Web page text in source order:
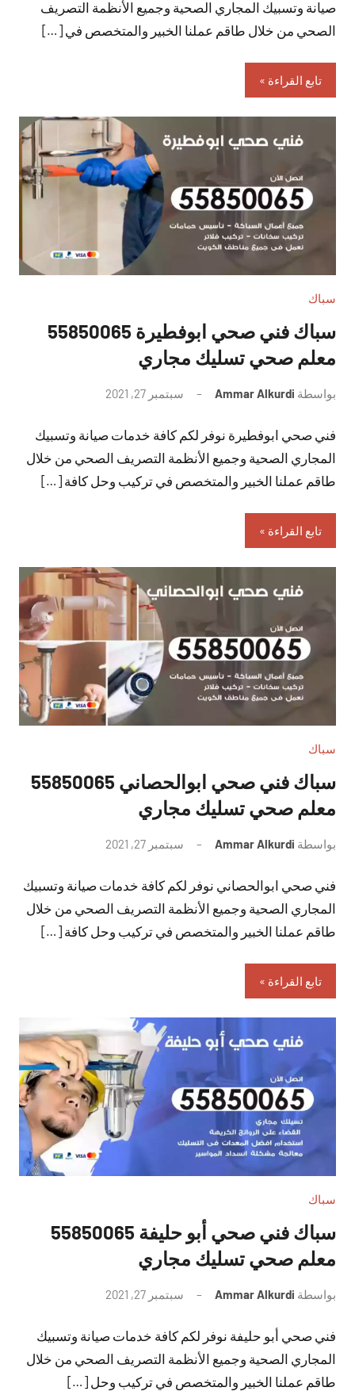
صيانة وتسبيك المجاري الصحية وجميع الأنظمة التصريف
الصحي من خلال طاقم عملنا الخبير والمتخصص في […]
تابع القراءة
سباك
سباك فني صحي ابوفطيرة 55850065
معلم صحي تسليك مجاري
بواسطة Ammar Alkurdi سبتمبر 27, 2021
تعليقات
فني صحي ابوفطيرة نوفر لكم كافة خدمات صيانة وتسبيك
المجاري الصحية وجميع الأنظمة التصريف الصحي من خلال
طاقم عملنا الخبير والمتخصص في تركيب وحل كافة […]
تابع القراءة
سباك
سباك فني صحي ابوالحصاني 55850065
معلم صحي تسليك مجاري
بواسطة Ammar Alkurdi سبتمبر 27, 2021
تعليقات
فني صحي ابوالحصاني نوفر لكم كافة خدمات صيانة وتسبيك
المجاري الصحية وجميع الأنظمة التصريف الصحي من خلال
طاقم عملنا الخبير والمتخصص في تركيب وحل كافة […]
تابع القراءة
سباك
سباك فني صحي أبو حليفة 55850065
معلم صحي تسليك مجاري
بواسطة Ammar Alkurdi سبتمبر 27, 2021
تعليقات
فني صحي أبو حليفة نوفر لكم كافة خدمات صيانة وتسبيك
المجاري الصحية وجميع الأنظمة التصريف الصحي من خلال
طاقم عملنا الخبير والمتخصص في تركيب وحل […]